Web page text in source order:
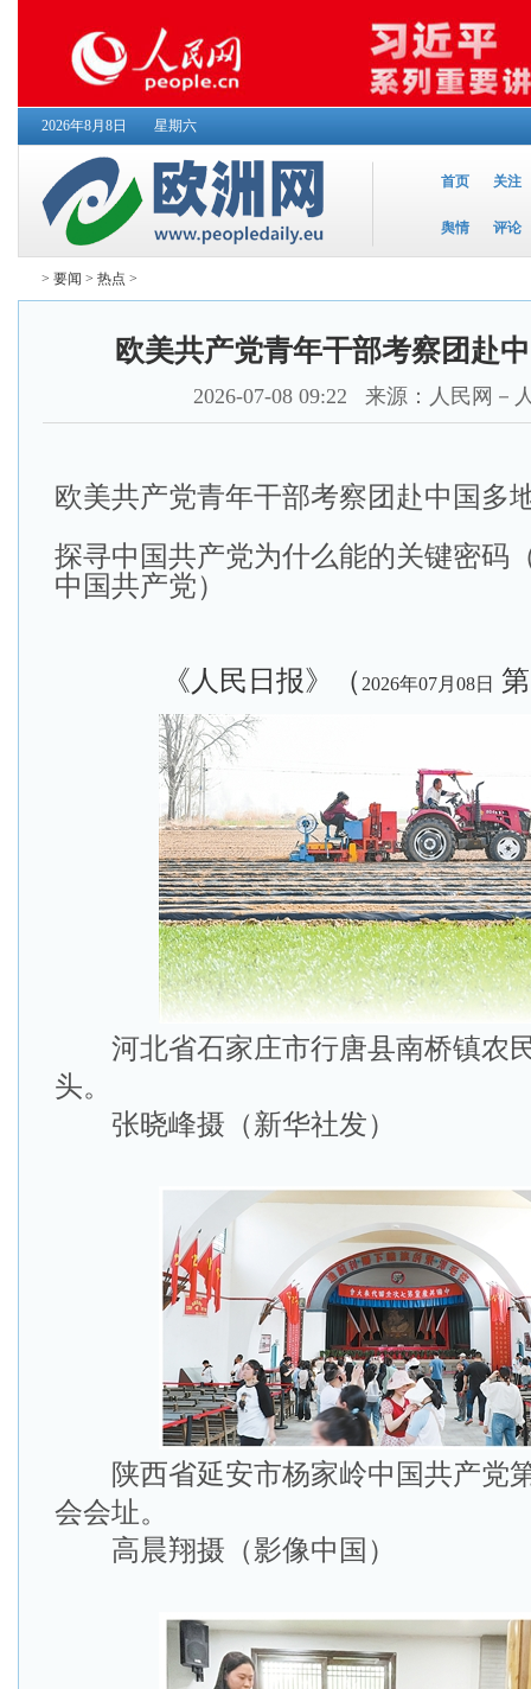
2026年8月8日 星期六
首页 关注
舆情 评论
> 要闻 > 热点 >
欧美共产党青年干部考察团赴
2026-07-08 09:22 来源：人民网－
欧美共产党青年干部考察团赴中国
探寻中国共产党为什么能的关键密码
中国共产党）
《人民日报》（ 2026年07月08日
河北省石家庄市行唐县南桥镇农
头。
张晓峰摄（新华社发）
陕西省延安市杨家岭中国共产党
会会址。
高晨翔摄（影像中国）